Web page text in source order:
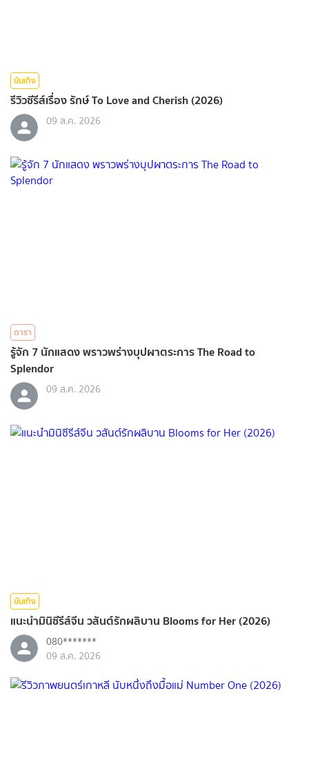
บันเทิง
รีวิวซีรีส์เรื่อง รักษ์ To Love and Cherish (2026)
09 ส.ค. 2026
ดารา
รู้จัก 7 นักแสดง พราวพร่างบุปผาตระการ The Road to
Splendor
09 ส.ค. 2026
บันเทิง
แนะนำมินิซีรีส์จีน วสันต์รักผลิบาน Blooms for Her (2026)
080*******
09 ส.ค. 2026